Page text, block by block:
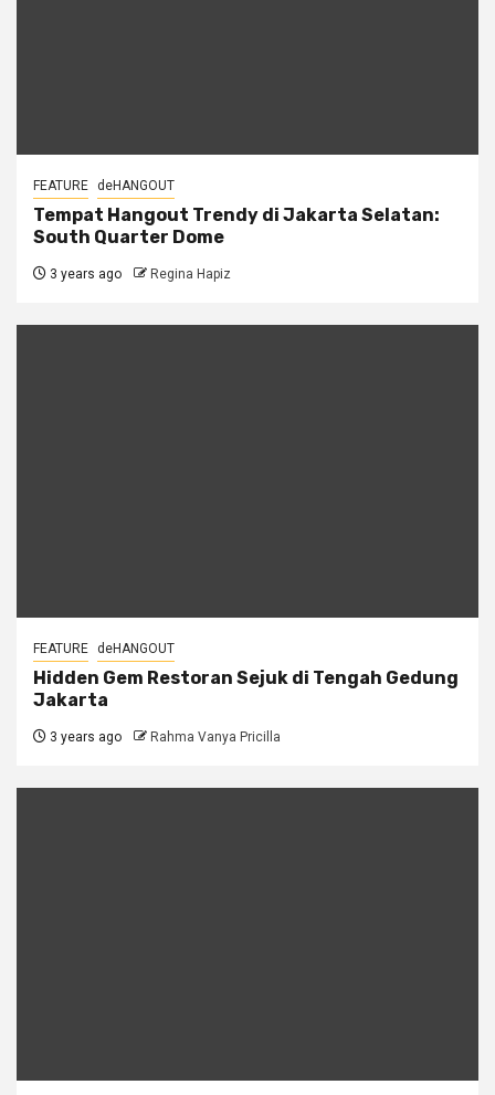
FEATURE deHANGOUT
Tempat Hangout Trendy di Jakarta Selatan:
South Quarter Dome
3 years ago Regina Hapiz
FEATURE deHANGOUT
Hidden Gem Restoran Sejuk di Tengah Gedung
Jakarta
3 years ago Rahma Vanya Pricilla